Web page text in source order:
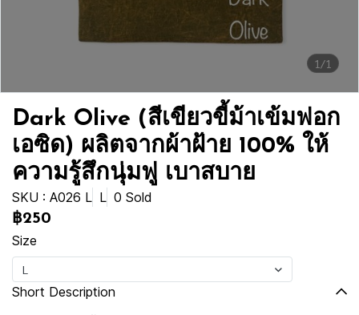
1/1
Dark Olive (สีเขียวขี้ม้าเข้มฟอก
เอซิด) ผลิตจากผ้าฝ้าย 100% ให้
ความรู้สึกนุ่มฟู เบาสบาย
SKU : A026 L L 0 Sold
฿250
Size
L
Short Description